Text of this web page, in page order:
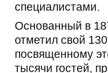
специалистами.
Основанный в
отметил свой
посвященному
тысячи гостей,